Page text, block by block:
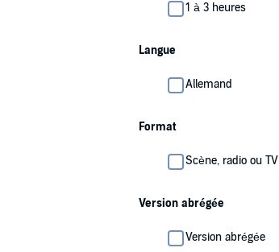
1 à 3 heures
Langue
Allemand
Format
Scène, radio ou TV
Version abrégée
Version abrégée